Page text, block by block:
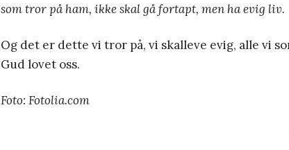
som tror på ham, ikke skal gå fortapt, men ha evig liv.
Og det er dette vi tror på, vi skalleve evig, alle vi
Gud lovet oss.
Foto: Fotolia.com